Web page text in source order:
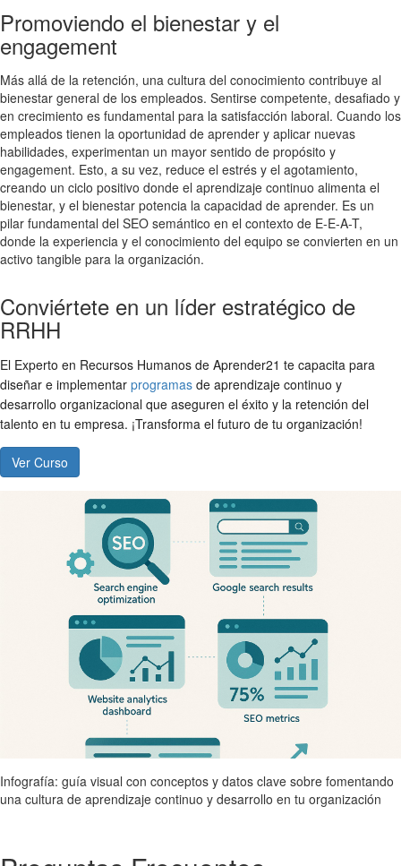
Promoviendo el bienestar y el
engagement
Más allá de la retención, una cultura del conocimiento contribuye al
bienestar general de los empleados. Sentirse competente, desafiado y
en crecimiento es fundamental para la satisfacción laboral. Cuando los
empleados tienen la oportunidad de aprender y aplicar nuevas
habilidades, experimentan un mayor sentido de propósito y
engagement. Esto, a su vez, reduce el estrés y el agotamiento,
creando un ciclo positivo donde el aprendizaje continuo alimenta el
bienestar, y el bienestar potencia la capacidad de aprender. Es un
pilar fundamental del SEO semántico en el contexto de E-E-A-T,
donde la experiencia y el conocimiento del equipo se convierten en un
activo tangible para la organización.
Conviértete en un líder estratégico de
RRHH
El Experto en Recursos Humanos de Aprender21 te capacita para
diseñar e implementar programas de aprendizaje continuo y
desarrollo organizacional que aseguren el éxito y la retención del
talento en tu empresa. ¡Transforma el futuro de tu organización!
Ver Curso
Infografía: guía visual con conceptos y datos clave sobre fomentando
una cultura de aprendizaje continuo y desarrollo en tu organización